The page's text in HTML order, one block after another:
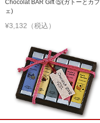
Chocolat BAR Gift ⑤(ガトーとカフ
ェ)
¥3,132（税込）